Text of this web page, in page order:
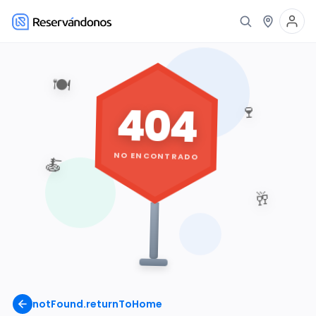
notFound.returnToHome
🍽️
🍷
🥂
🍝
404
NO ENCONTRADO